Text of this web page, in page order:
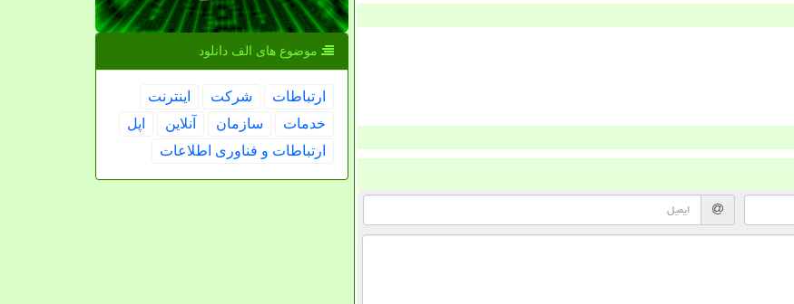
موضوع های الف دانلود
ارتباطات شركت
اینترنت
خدمات
سازمان آنلاین
اپل
ارتباطات و فناوری اطلاعات